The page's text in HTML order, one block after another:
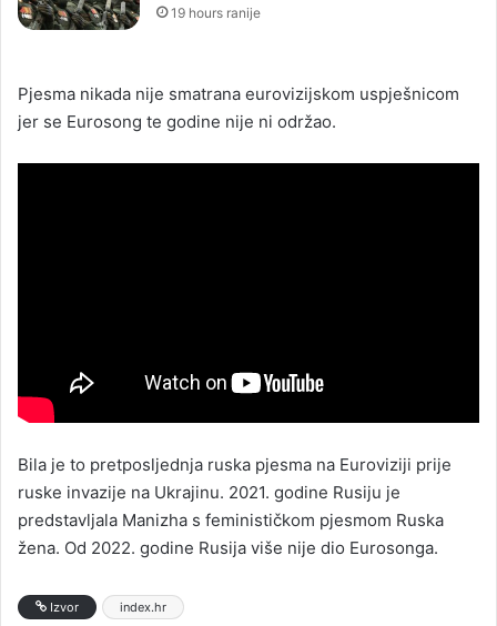
19 hours ranije
Pjesma nikada nije smatrana eurovizijskom uspješnicom
jer se Eurosong te godine nije ni održao.
Bila je to pretposljednja ruska pjesma na Euroviziji prije
ruske invazije na Ukrajinu. 2021. godine Rusiju je
predstavljala Manizha s feminističkom pjesmom Ruska
žena. Od 2022. godine Rusija više nije dio Eurosonga.
Izvor index.hr